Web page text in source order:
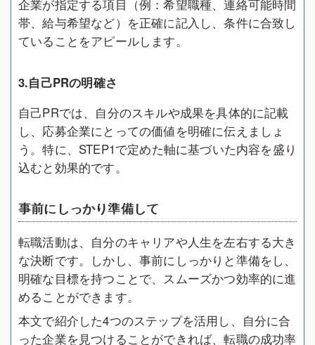
企業が指定する項目（例：希望職種、連絡可能時間
帯、給与希望など）を正確に記入し、条件に合致し
ていることをアピールします。
3.自己PRの明確さ
自己PRでは、自分のスキルや成果を具体的に記載
し、応募企業にとっての価値を明確に伝えましょ
う。特に、STEP1で定めた軸に基づいた内容を盛り
込むと効果的です。
事前にしっかり準備して
転職活動は、自分のキャリアや人生を左右する大き
な決断です。しかし、事前にしっかりと準備をし、
明確な目標を持つことで、スムーズかつ効率的に進
めることができます。
本文で紹介した4つのステップを活用し、自分に合
った企業を見つけることができれば、転職の成功率